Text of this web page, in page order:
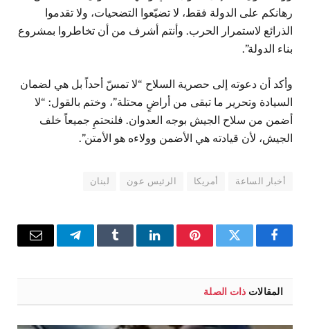
رهانكم على الدولة فقط، لا تضيّعوا التضحيات، ولا تقدموا
الذرائع لاستمرار الحرب. وأنتم أشرف من أن تخاطروا بمشروع
بناء الدولة”.
وأكد أن دعوته إلى حصرية السلاح “لا تمسّ أحداً بل هي لضمان
السيادة وتحرير ما تبقى من أراضٍ محتلة”، وختم بالقول: “لا
أضمن من سلاح الجيش بوجه العدوان. فلنحتمِ جميعاً خلف
الجيش، لأن قيادته هي الأضمن وولاءه هو الأمتن”.
أخبار الساعة أمريكا الرئيس عون لبنان
فيسبوكتويتر بينتيريستلينكدإن Tumblr تيلقرام البريد
المقالات ذات الصلة